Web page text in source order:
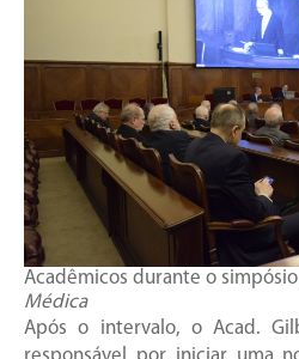
Acadêmicos durante o simpósio
Médica
Após o intervalo, o Acad.